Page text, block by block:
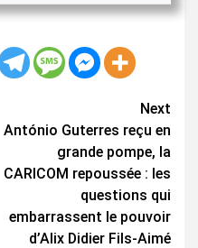
Next
António Guterres reçu en
grande pompe, la
CARICOM repoussée : les
questions qui
embarrassent le pouvoir
d’Alix Didier Fils-Aimé